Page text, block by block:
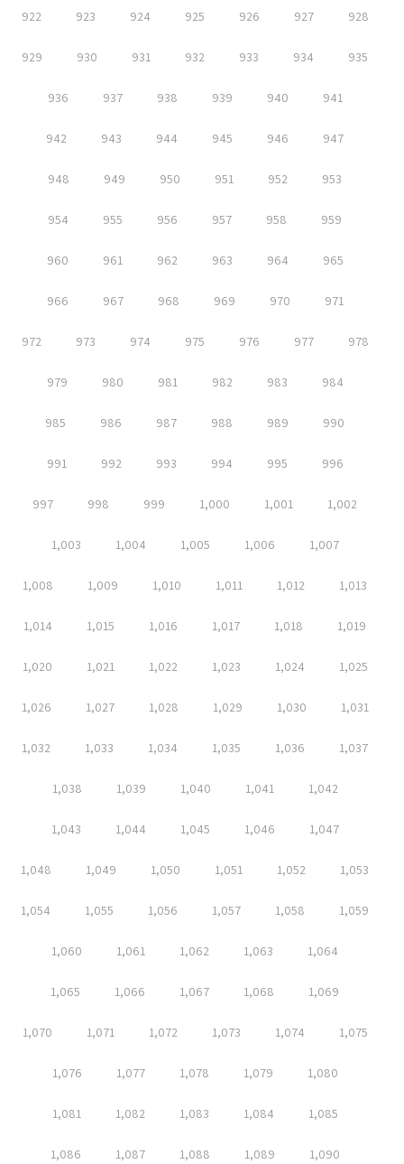
922 923 924 925 926 927 928
929 930 931 932 933 934 935
936 937 938 939 940 941
942 943 944 945 946 947
948 949 950 951 952 953
954 955 956 957 958 959
960 961 962 963 964 965
966 967 968 969 970 971
972 973 974 975 976 977 978
979 980 981 982 983 984
985 986 987 988 989 990
991 992 993 994 995 996
997 998 999 1,000 1,001 1,002
1,003 1,004 1,005 1,006 1,007
1,008 1,009 1,010 1,011 1,012 1,013
1,014 1,015 1,016 1,017 1,018 1,019
1,020 1,021 1,022 1,023 1,024 1,025
1,026 1,027 1,028 1,029 1,030 1,031
1,032 1,033 1,034 1,035 1,036 1,037
1,038 1,039 1,040 1,041 1,042
1,043 1,044 1,045 1,046 1,047
1,048 1,049 1,050 1,051 1,052 1,053
1,054 1,055 1,056 1,057 1,058 1,059
1,060 1,061 1,062 1,063 1,064
1,065 1,066 1,067 1,068 1,069
1,070 1,071 1,072 1,073 1,074 1,075
1,076 1,077 1,078 1,079 1,080
1,081 1,082 1,083 1,084 1,085
1,086 1,087 1,088 1,089 1,090